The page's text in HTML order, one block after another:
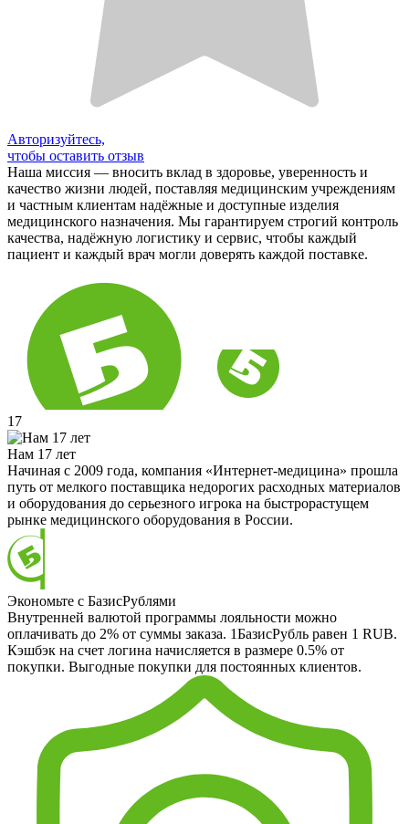
Авторизуйтесь,
чтобы оставить отзыв
Наша миссия — вносить вклад в здоровье, уверенность и
качество жизни людей, поставляя медицинским учреждениям
и частным клиентам надёжные и доступные изделия
медицинского назначения. Мы гарантируем строгий контроль
качества, надёжную логистику и сервис, чтобы каждый
пациент и каждый врач могли доверять каждой поставке.
17
Нам 17 лет
Начиная с 2009 года, компания «Интернет-медицина» прошла
путь от мелкого поставщика недорогих расходных материалов
и оборудования до серьезного игрока на быстрорастущем
рынке медицинского оборудования в России.
Экономьте с БазисРублями
Внутренней валютой программы лояльности можно
оплачивать до 2% от суммы заказа. 1БазисРубль равен 1 RUB.
Кэшбэк на счет логина начисляется в размере 0.5% от
покупки. Выгодные покупки для постоянных клиентов.